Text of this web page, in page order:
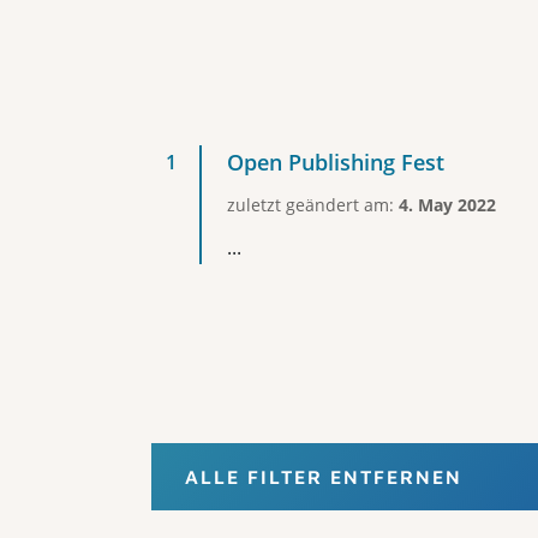
Open Publishing Fest
zuletzt geändert am: 4. May 2022
...
ALLE FILTER ENTFERNEN